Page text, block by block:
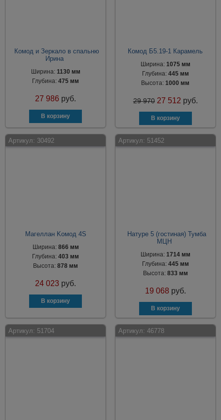
Комод и Зеркало в спальню
Ирина
Ширина: 1130 мм
Глубина:475 мм
27 986 руб.
Комод Б5.19-1 Карамель
Ширина: 1075 мм
Глубина: 445 мм
Высота:1000 мм
29 970 27 512 руб.
Артикул: 30492
Магеллан Kомод 4S
Ширина: 866 мм
Глубина:403 мм
Высота:878 мм
24 023 руб.
Артикул: 51452
Натуре 5 (гостиная) Тумба
МЦН
Ширина: 1714 мм
Глубина: 445 мм
Высота: 833 мм
19 068 руб.
Артикул: 51704 Артикул: 46778